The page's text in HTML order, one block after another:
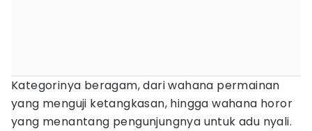
Kategorinya beragam, dari wahana permainan
yang menguji ketangkasan, hingga wahana horor
yang menantang pengunjungnya untuk adu nyali.